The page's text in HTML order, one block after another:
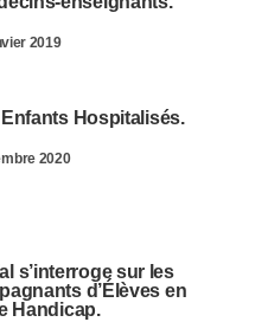
2019
Hospitalisés.
2020
s’interroge sur les
d’Élèves en
Handicap.